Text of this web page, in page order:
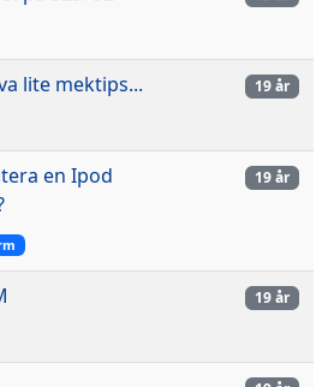
lite mektips... 19 år
en Ipod
19 år
19 år